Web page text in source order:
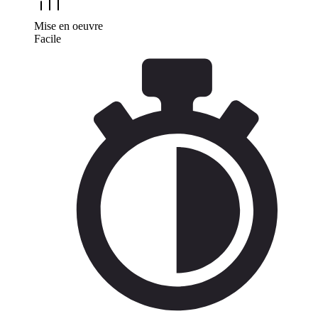
Mise en oeuvre
Facile